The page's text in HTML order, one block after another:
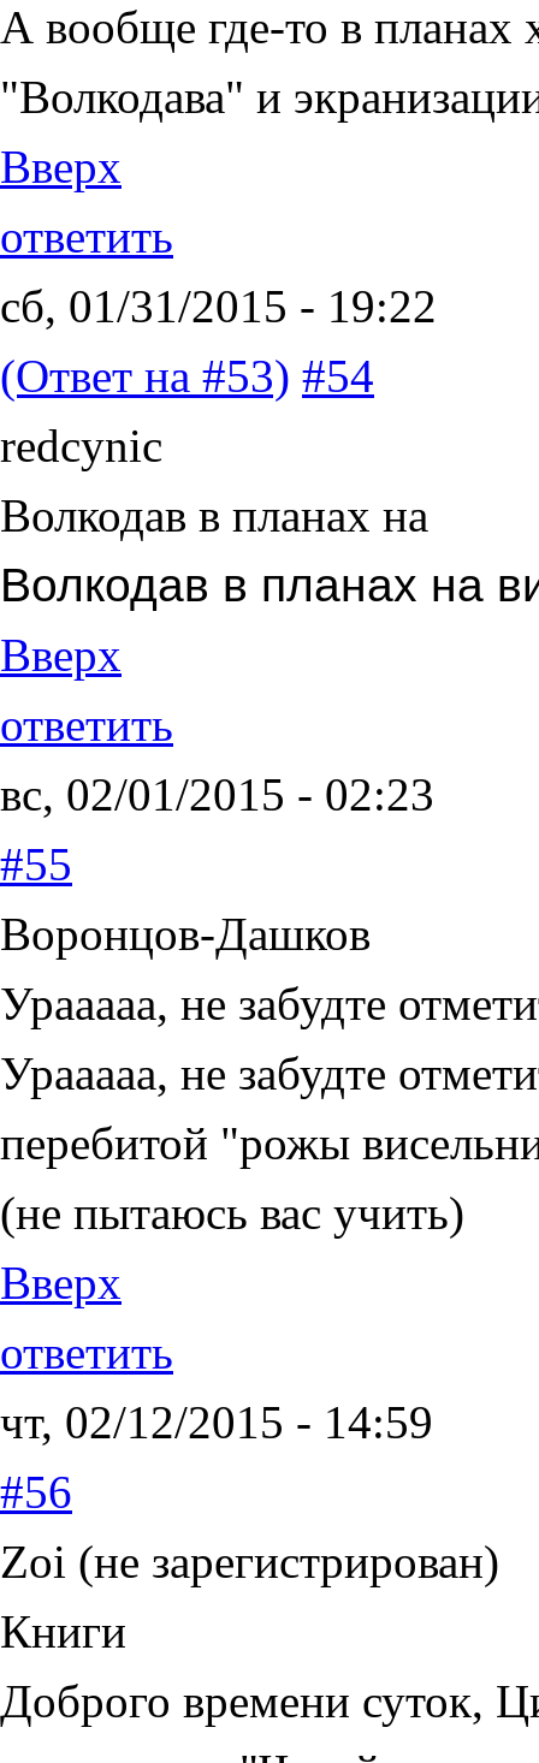
А вообще где-то в планах
"Волкодава" и
Вверх
ответить
сб, 01/31/2015 - 19:22
(Ответ на #53) #54
redcynic
Волкодав в планах на
Волкодав в планах на
Вверх
ответить
вс, 02/01/2015 - 02:23
#55
Воронцов-Дашков
Урааааа, не забудте
Урааааа, не забудте
перебитой "рожы
(не пытаюсь вас учить)
Вверх
ответить
чт, 02/12/2015 - 14:59
#56
Zoi (не зарегистрирован)
Книги
Доброго времени суток,